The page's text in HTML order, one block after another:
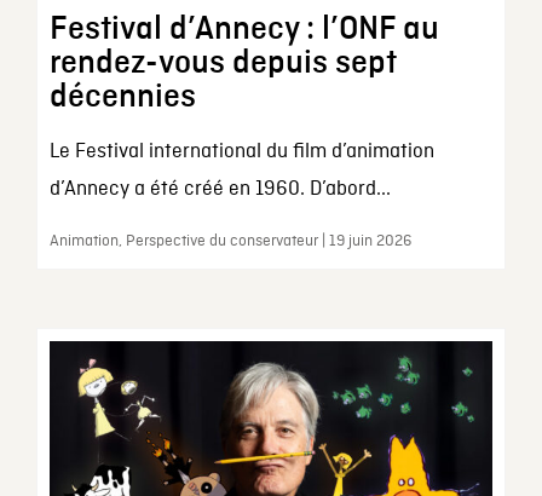
Festival d’Annecy : l’ONF au
rendez-vous depuis sept
décennies
Le Festival international du film d’animation
d’Annecy a été créé en 1960. D’abord...
Animation, Perspective du conservateur | 19 juin 2026